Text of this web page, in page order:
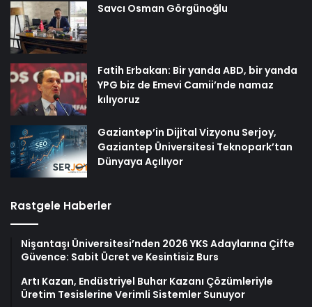
Savcı Osman Görgünoğlu
Fatih Erbakan: Bir yanda ABD, bir yanda
YPG biz de Emevi Camii’nde namaz
kılıyoruz
Gaziantep’in Dijital Vizyonu Serjoy,
Gaziantep Üniversitesi Teknopark’tan
Dünyaya Açılıyor
Rastgele Haberler
Nişantaşı Üniversitesi’nden 2026 YKS Adaylarına Çifte
Güvence: Sabit Ücret ve Kesintisiz Burs
Artı Kazan, Endüstriyel Buhar Kazanı Çözümleriyle
Üretim Tesislerine Verimli Sistemler Sunuyor